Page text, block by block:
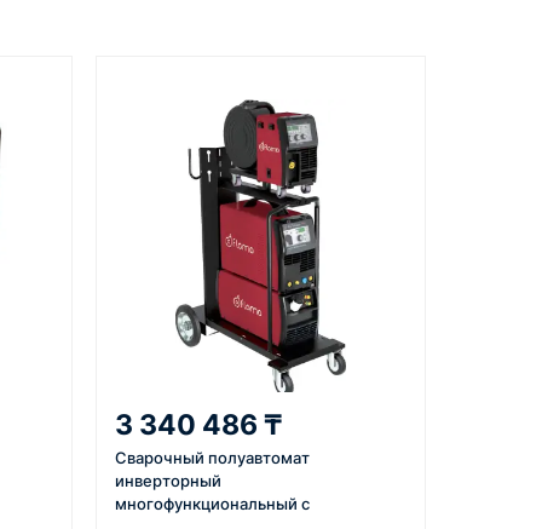
счёт, договор, накладные и
сопроводительные материалы
условия,
или
и
5
Проверяем товар перед
отправкой, организуем
доставку и передаём
клиенту данные по
отгрузке.
3 340 486 ₸
Сварочный полуавтомат
инверторный
многофункциональный с